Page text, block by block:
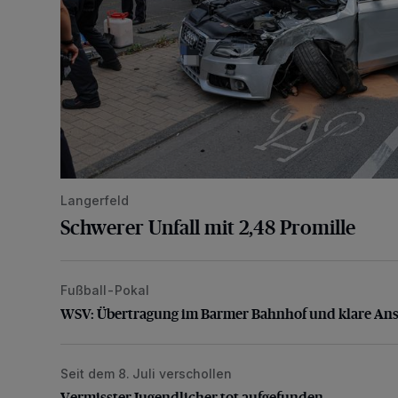
Langerfeld
Schwerer Unfall mit 2,48 Promille
WSV: Übertragung im Barmer Bahnhof und klare
Fußball-Pokal
WSV: Übertragung im Barmer Bahnhof und klare
Vermisster Jugendlicher tot aufgefunden
Seit dem 8. Juli verschollen